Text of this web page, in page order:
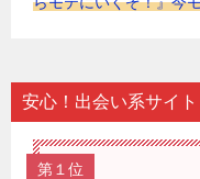
安心！出会い系サイト
第１位